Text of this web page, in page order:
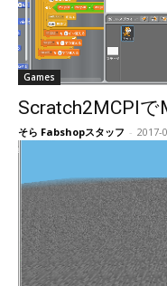
Games
Scratch2MCPI
そら Fabshopスタッフ - 2017-